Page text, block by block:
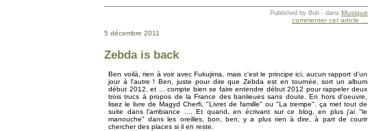
Published by Bob - dans Musique
commenter cet article
5 décembre 2011
Zebda is back
Ben voilà, rien à voir avec Fukujima, mais c'est le principe ici, aucun rapport d'un
jour à l'autre ! Ben, juste pour dire que Zebda est en tournée, sort un album
début 2012, et ... compte bien se faire entendre début 2012 pour rappeler deux
trois trucs à propos de la France des banlieues sans doute. En hors d'oeuvre,
lisez le livre de Magyd Cherfi, "Livret de famille" ou "La trempe". ça met tout de
suite dans l'ambiance .... Et quand, en écrivant sur ce blog, en plus j'ai "le
manouche" dans les oreilles, bon, ben, y a plus rien à dire, à part de courir
chercher des places si il en reste.